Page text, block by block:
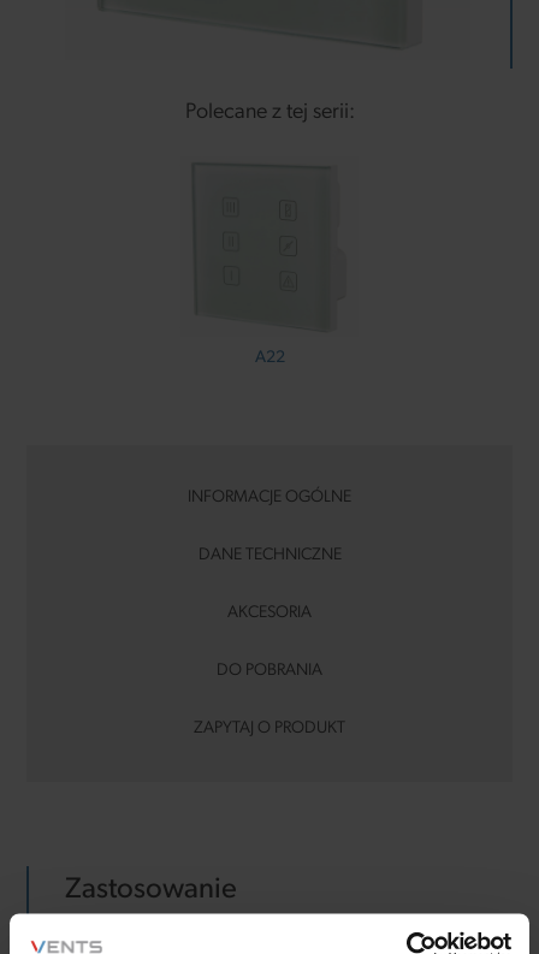
Polecane z tej serii:
A22
INFORMACJE OGÓLNE
DANE TECHNICZNE
AKCESORIA
DO POBRANIA
ZAPYTAJ O PRODUKT
Zastosowanie